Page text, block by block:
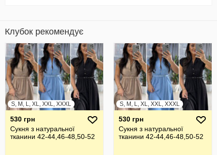
Клубок рекомендує
S, M, L, XL, XXL, XXXL
530 грн
Сукня з натуральної
тканини 42-44,46-48,50-52
S, M, L, XL, XXL, XXXL
530 грн
Сукня з натуральної
тканини 42-44,46-48,50-52